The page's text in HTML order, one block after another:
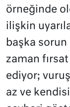
örneğinde
ilişkin
başka sorun
zaman
ediyor;
az ve